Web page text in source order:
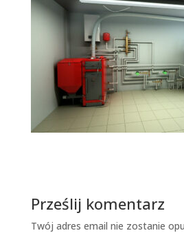
Prześlij komentarz
Twój adres email nie zostanie